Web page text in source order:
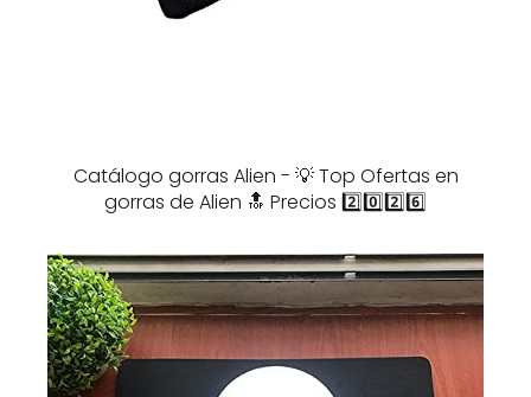
Catálogo gorras Alien - 💡 Top Ofertas en
gorras de Alien 🔝 Precios 2️⃣0️⃣2️⃣6️⃣